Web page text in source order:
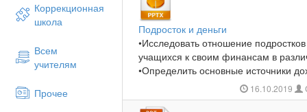
Коррекционная
школа
Всем
учителям
Прочее
Подросток и деньги
•Исследовать отношение
учащихся к своим финансам в
•Определить основные источники
16.10.2019